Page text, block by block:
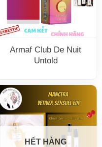
Armaf Club De Nuit
Untold
HẾT HÀNG